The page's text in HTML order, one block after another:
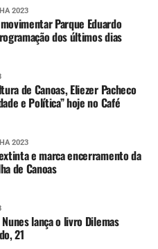
2023
Parque Eduardo
dos últimos dias
de Canoas, Eliezer Pacheco
e Política” hoje no Café
2023
e marca encerramento da
de Canoas
lança o livro Dilemas
21